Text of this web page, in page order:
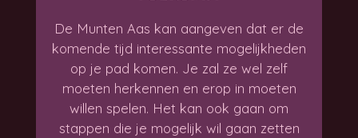
De Munten Aas kan aangeven dat er de
komende tijd interessante mogelijkheden
op je pad komen. Je zal ze wel zelf
moeten herkennen en erop in moeten
willen spelen. Het kan ook gaan om
stappen die je mogelijk wil gaan zetten